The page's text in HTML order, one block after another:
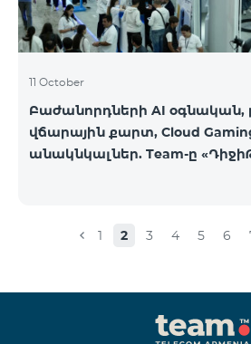
11 October
Բաժանորդների AI օգնական,
վճարային քարտ, Cloud
անակնկալներ. Team-ը
1 2 3 4 5 6